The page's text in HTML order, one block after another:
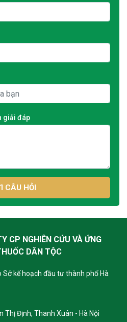
giải đáp
CÂU HỎI
CP NGHIÊN CỨU VÀ ỨNG
DÂN TỘC
Sở kế hoạch đầu tư thành phố Hà
Thị Định, Thanh Xuân - Hà Nội